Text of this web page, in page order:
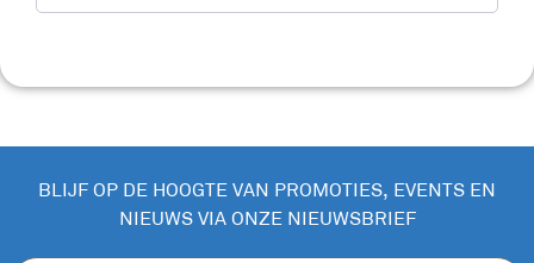
BLIJF OP DE HOOGTE VAN PROMOTIES, EVENTS EN
NIEUWS VIA ONZE NIEUWSBRIEF